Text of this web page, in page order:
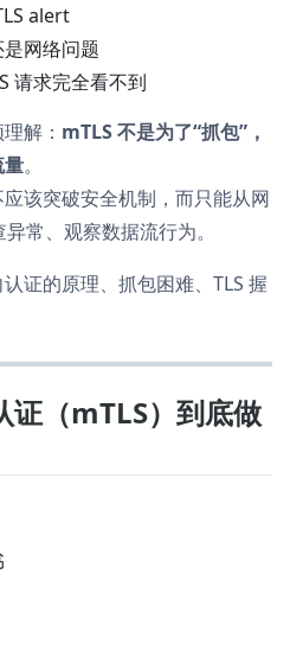
alert
网络问题
请求完全看不到
解： mTLS 不是为了“抓包”，
量。
该突破安全机制，而只能从网
常、观察数据流行为。
证的原理、抓包困难、TLS 握
证（mTLS）到底做